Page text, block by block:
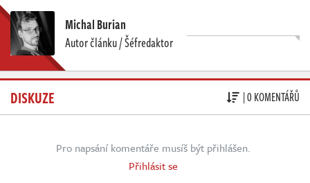
Michal Burian
Autor článku / Šéfredaktor
DISKUZE | 0 KOMENTÁŘŮ
Pro napsání komentáře musíš být přihlášen.
Přihlásit se